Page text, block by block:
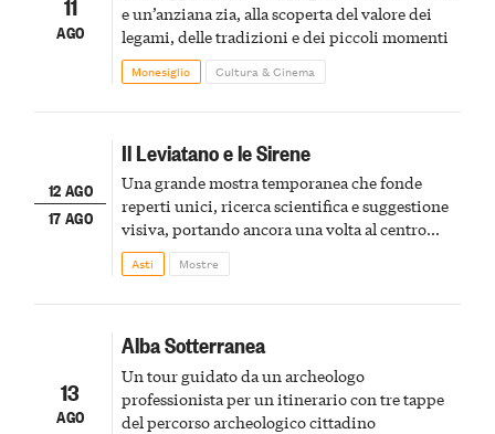
11
AGO
e un’anziana zia, alla scoperta del valore dei
legami, delle tradizioni e dei piccoli momenti
Monesiglio Cultura & Cinema
12 AGO
17 AGO
Il Leviatano e le Sirene
Una grande mostra temporanea che fonde
reperti unici, ricerca scientifica e suggestione
visiva, portando ancora una volta al centro
della scena le meraviglie del passato astigiano
Asti Mostre
13
AGO
Alba Sotterranea
Un tour guidato da un archeologo
professionista per un itinerario con tre tappe
del percorso archeologico cittadino